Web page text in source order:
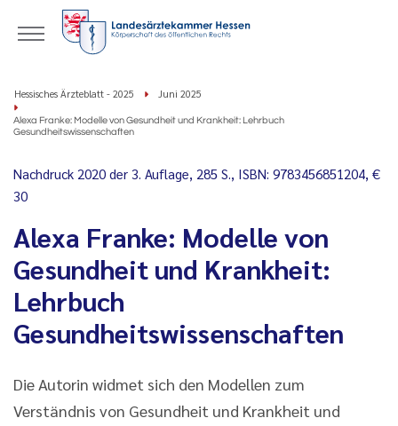
Hessisches Ärzteblatt - 2025 Juni 2025
Alexa Franke: Modelle von Gesundheit und Krankheit: Lehrbuch
Gesundheitswissenschaften
Nachdruck 2020 der 3. Auflage, 285 S., ISBN: 9783456851204, €
30
Alexa Franke: Modelle von
Gesundheit und Krankheit:
Lehrbuch
Gesundheitswissenschaften
Die Autorin widmet sich den Modellen zum
Verständnis von Gesundheit und Krankheit und